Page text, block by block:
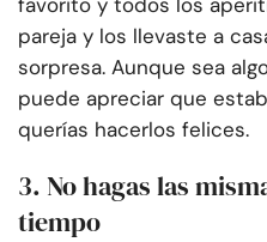
pareja y los llevaste a
sorpresa. Aunque sea
puede apreciar que
querías hacerlos felices.
3. No hagas las
tiempo